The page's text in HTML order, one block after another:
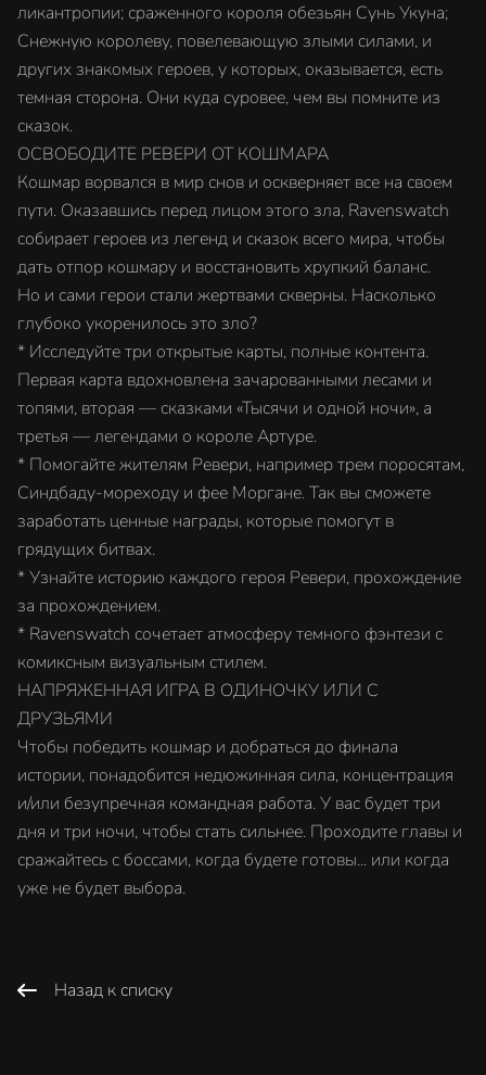
ликантропии; сраженного короля обезьян Сунь Укуна;
Снежную королеву, повелевающую злыми силами, и
других знакомых героев, у которых, оказывается, есть
темная сторона. Они куда суровее, чем вы помните из
сказок.
ОСВОБОДИТЕ РЕВЕРИ ОТ КОШМАРА
Кошмар ворвался в мир снов и оскверняет все на своем
пути. Оказавшись перед лицом этого зла, Ravenswatch
собирает героев из легенд и сказок всего мира, чтобы
дать отпор кошмару и восстановить хрупкий баланс.
Но и сами герои стали жертвами скверны. Насколько
глубоко укоренилось это зло?
* Исследуйте три открытые карты, полные контента.
Первая карта вдохновлена зачарованными лесами и
топями, вторая — сказками «Тысячи и одной ночи», а
третья — легендами о короле Артуре.
* Помогайте жителям Ревери, например трем поросятам,
Синдбаду-мореходу и фее Моргане. Так вы сможете
заработать ценные награды, которые помогут в
грядущих битвах.
* Узнайте историю каждого героя Ревери, прохождение
за прохождением.
* Ravenswatch сочетает атмосферу темного фэнтези с
комиксным визуальным стилем.
НАПРЯЖЕННАЯ ИГРА В ОДИНОЧКУ ИЛИ С
ДРУЗЬЯМИ
Чтобы победить кошмар и добраться до финала
истории, понадобится недюжинная сила, концентрация
и/или безупречная командная работа. У вас будет три
дня и три ночи, чтобы стать сильнее. Проходите главы и
сражайтесь с боссами, когда будете готовы... или когда
уже не будет выбора.
Назад к списку